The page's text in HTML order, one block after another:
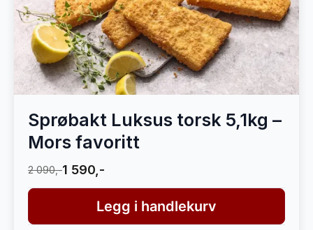
Sprøbakt Luksus torsk 5,1kg –
Mors favoritt
2 090,-1 590,-
Legg i handlekurv